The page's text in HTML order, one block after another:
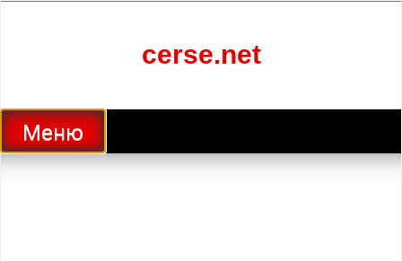
cerse.net
Меню